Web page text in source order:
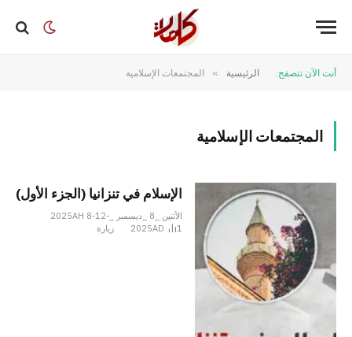
أنت الآن تتصفح: الرئيسية » المجتمعات الإسلامية
المجتمعات الإسلامية
الإسلام في تنزانيا (الجزء الأول)
الأثنين _8 _ديسمبر _2025AH 8-12-
2025AD
1 زيارة